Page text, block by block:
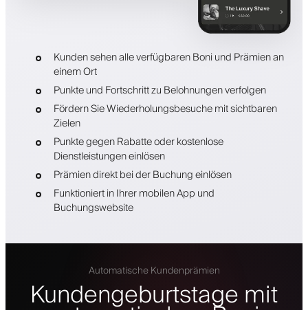
Kunden sehen alle verfügbaren Boni und Prämien an
einem Ort
Punkte und Fortschritt zu Belohnungen verfolgen
Fördern Sie Wiederholungsbesuche mit sichtbaren
Zielen
Punkte gegen Rabatte oder kostenlose
Dienstleistungen einlösen
Prämien direkt bei der Buchung einlösen
Funktioniert in Ihrer mobilen App und
Buchungswebsite
Automatische Kundenprämien
Kundengeburtstage mit